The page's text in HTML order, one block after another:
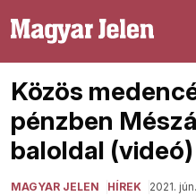
Közös
pénzben
baloldal (videó)
MAGYAR JELEN HÍREK 2021.